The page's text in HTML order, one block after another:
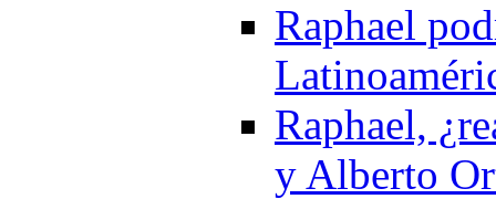
Raphael
Raphael,
y Alberto